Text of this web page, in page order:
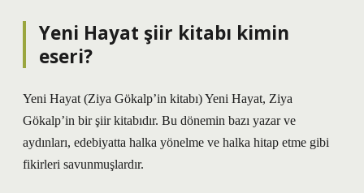
Yeni Hayat şiir kitabı kimin
eseri?
Yeni Hayat (Ziya Gökalp’in kitabı) Yeni Hayat, Ziya
Gökalp’in bir şiir kitabıdır. Bu dönemin bazı yazar ve
aydınları, edebiyatta halka yönelme ve halka hitap etme gibi
fikirleri savunmuşlardır.